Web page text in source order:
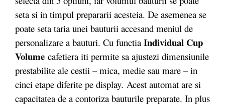
seta si in timpul prepararii acesteia. De asemenea se
poate seta taria unei bauturii accesand meniul de
personalizare a bauturi. Cu functia Individual Cup
Volume cafetiera iti permite sa ajustezi dimensiunile
prestabilite ale cestii – mica, medie sau mare – in
cinci etape diferite pe display. Acest automat are si
capacitatea de a contoriza bauturile preparate. In plus